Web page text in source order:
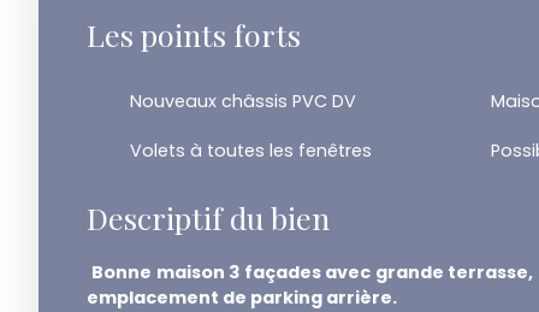
Les points forts
Nouveaux châssis PVC DV
Volets à toutes les fenêtres
Descriptif du bien
Bonne maison 3 façades avec grande
emplacement de parking arrière.